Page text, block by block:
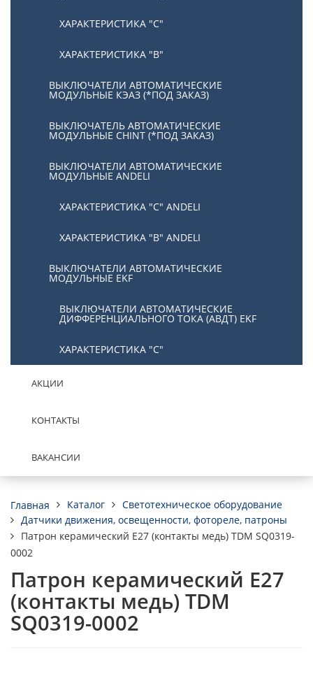
ХАРАКТЕРИСТИКА "С"
ХАРАКТЕРИСТИКА "В"
ВЫКЛЮЧАТЕЛИ АВТОМАТИЧЕСКИЕ
МОДУЛЬНЫЕ КЭАЗ (*ПОД ЗАКАЗ)
ВЫКЛЮЧАТЕЛЬ АВТОМАТИЧЕСКИЕ
МОДУЛЬНЫЕ CHINT (*ПОД ЗАКАЗ)
ВЫКЛЮЧАТЕЛИ АВТОМАТИЧЕСКИЕ
МОДУЛЬНЫЕ ANDELI
ХАРАКТЕРИСТИКА "C" ANDELI
ХАРАКТЕРИСТИКА "B" ANDELI
ВЫКЛЮЧАТЕЛИ АВТОМАТИЧЕСКИЕ
МОДУЛЬНЫЕ EKF
ВЫКЛЮЧАТЕЛИ АВТОМАТИЧЕСКИЕ
ДИФФЕРЕНЦИАЛЬНОГО ТОКА (АВДТ) EKF
ХАРАКТЕРИСТИКА "С"
АКЦИИ
КОНТАКТЫ
ВАКАНСИИ
Главная Каталог
Светотехническое оборудование
Датчики движения, освещенности, фотореле, патроны
Патрон керамический E27 (контакты медь) TDM SQ0319-
0002
Патрон керамический E27
(контакты медь) TDM
SQ0319-0002